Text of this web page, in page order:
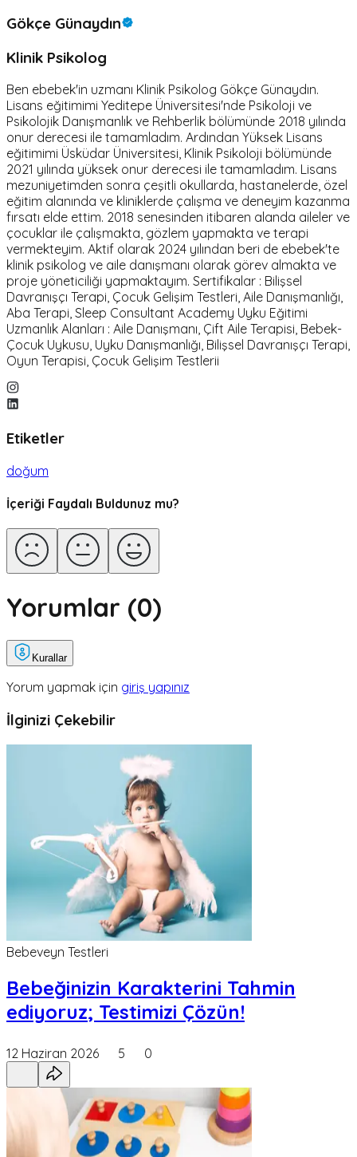
Gökçe Günaydın
Klinik Psikolog
Ben ebebek'in uzmanı Klinik Psikolog Gökçe Günaydın.
Lisans eğitimimi Yeditepe Üniversitesi'nde Psikoloji ve
Psikolojik Danışmanlık ve Rehberlik bölümünde 2018 yılında
onur derecesi ile tamamladım. Ardından Yüksek Lisans
eğitimimi Üsküdar Üniversitesi, Klinik Psikoloji bölümünde
2021 yılında yüksek onur derecesi ile tamamladım. Lisans
mezuniyetimden sonra çeşitli okullarda, hastanelerde, özel
eğitim alanında ve kliniklerde çalışma ve deneyim kazanma
fırsatı elde ettim. 2018 senesinden itibaren alanda aileler ve
çocuklar ile çalışmakta, gözlem yapmakta ve terapi
vermekteyim. Aktif olarak 2024 yılından beri de ebebek'te
klinik psikolog ve aile danışmanı olarak görev almakta ve
proje yöneticiliği yapmaktayım. Sertifikalar : Bilişsel
Davranışçı Terapi, Çocuk Gelişim Testleri, Aile Danışmanlığı,
Aba Terapi, Sleep Consultant Academy Uyku Eğitimi
Uzmanlık Alanları : Aile Danışmanı, Çift Aile Terapisi, Bebek-
Çocuk Uykusu, Uyku Danışmanlığı, Bilişsel Davranışçı Terapi,
Oyun Terapisi, Çocuk Gelişim Testlerii
Etiketler
doğum
İçeriği Faydalı Buldunuz mu?
Yorumlar (0)
Kurallar
Yorum yapmak için giriş yapınız
İlginizi Çekebilir
Bebeveyn Testleri
Bebeğinizin Karakterini Tahmin
ediyoruz; Testimizi Çözün!
12 Haziran 2026 5 0